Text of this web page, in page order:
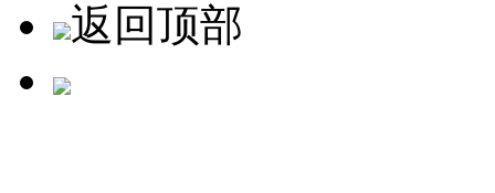
返回顶部